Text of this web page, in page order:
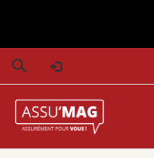
S
e